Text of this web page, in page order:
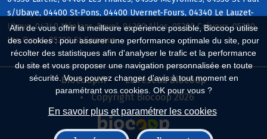
Afin de vous offrir la meilleure expérience possible, Biocoop utilise
des cookies : pour assurer une performance optimale du site, pour
récolter des statistiques afin d'analyser le trafic et la performance
du site et vous proposer une navigation personnalisée en toute
sécurité. Vous pouvez changer d'avis à tout moment en
paramétrant vos cookies. OK pour vous ?
En savoir plus et paramétrer les cookies
s/Ubaye, 04400 St-Pons, 04400 Uvernet-Fours, 04340 Le Lauzet-
Ubaye, 04340 Méolans-Revel, 04260 Allos, 05200 Crévoux, 05200
Les Orres, 05200 St-Sauveur
Biocoop.fr
Le réseau Biocoop
Copyright Biocoop 2026